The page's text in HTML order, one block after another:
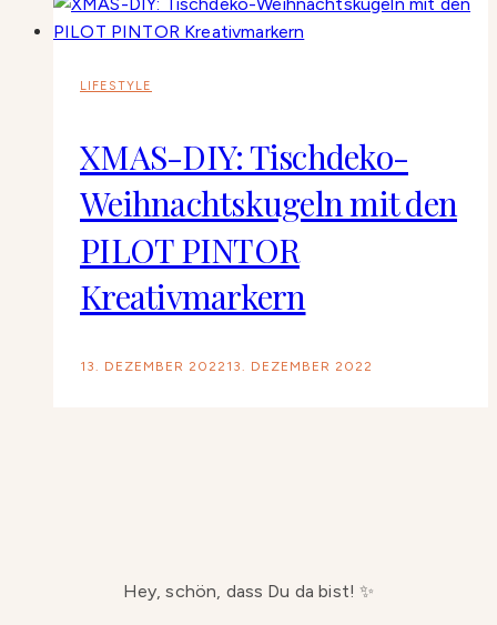
LIFESTYLE
XMAS-DIY: Tischdeko-
Weihnachtskugeln mit den
PILOT PINTOR
Kreativmarkern
13. DEZEMBER 2022 13. DEZEMBER 2022
Hey, schön, dass Du da bist! ✨